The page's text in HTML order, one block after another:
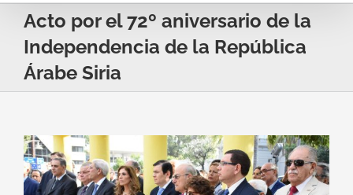
Acto por el 72º aniversario de la
Independencia de la República
Árabe Siria
Ver
imagen
más